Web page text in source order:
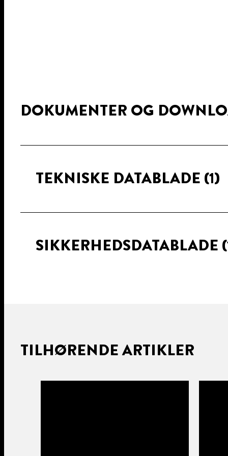
DOKUMENTER OG
TEKNISKE DATABLADE (1)
SIKKERHEDSDATABLADE
TILHØRENDE ARTIKLER